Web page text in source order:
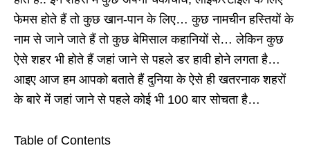
फेमस होते हैं तो कुछ खान-पान के लिए… कुछ नामचीन हस्तियों के
नाम से जाने जाते हैं तो कुछ बेमिसाल कहानियों से… लेकिन कुछ
ऐसे शहर भी होते हैं जहां जाने से पहले डर हावी होने लगता है…
आइए आज हम आपको बताते हैं दुनिया के ऐसे ही खतरनाक शहरों
के बारे में जहां जाने से पहले कोई भी 100 बार सोचता है…
Table of Contents